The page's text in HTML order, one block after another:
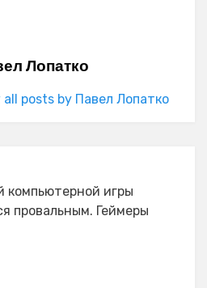
Лопатко
all posts by Павел Лопатко
компьютерной игры
провальным. Геймеры